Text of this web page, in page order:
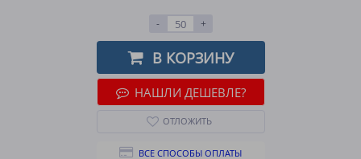
- +
В КОРЗИНУ
НАШЛИ ДЕШЕВЛЕ?
ОТЛОЖИТЬ
ВСЕ СПОСОБЫ ОПЛАТЫ